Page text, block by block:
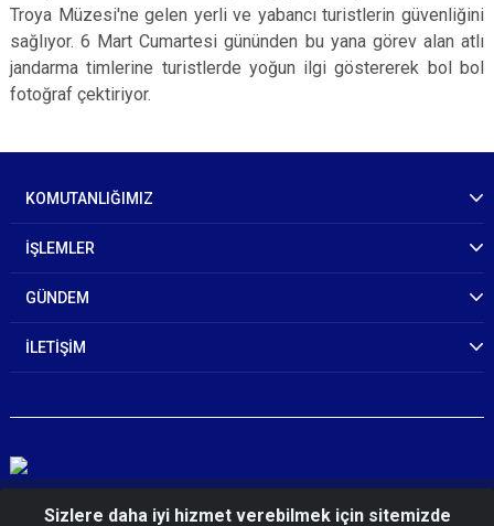
Troya Müzesi'ne gelen yerli ve yabancı turistlerin güvenliğini
sağlıyor. 6 Mart Cumartesi gününden bu yana görev alan atlı
jandarma timlerine turistlerde yoğun ilgi göstererek bol bol
fotoğraf çektiriyor.
KOMUTANLIĞIMIZ
İŞLEMLER
GÜNDEM
İLETİŞİM
© 2026 Çanakkale İl Jandarma Komutanlığı
Sizlere daha iyi hizmet verebilmek için sitemizde